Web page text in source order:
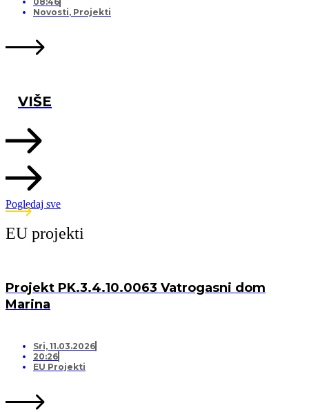
Novosti, Projekti
VIŠE
Pogledaj sve
EU projekti
Projekt PK.3.4.10.0063 Vatrogasni dom
Marina
Sri, 11.03.2026
20:26
EU Projekti